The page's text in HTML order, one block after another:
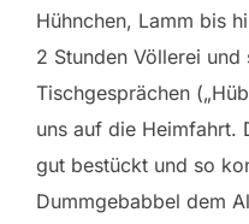
Hühnchen, Lamm bis
2 Stunden Völlerei und
Tischgesprächen
uns auf die Heimfahrt.
gut bestückt und so
Dummgebabbel dem